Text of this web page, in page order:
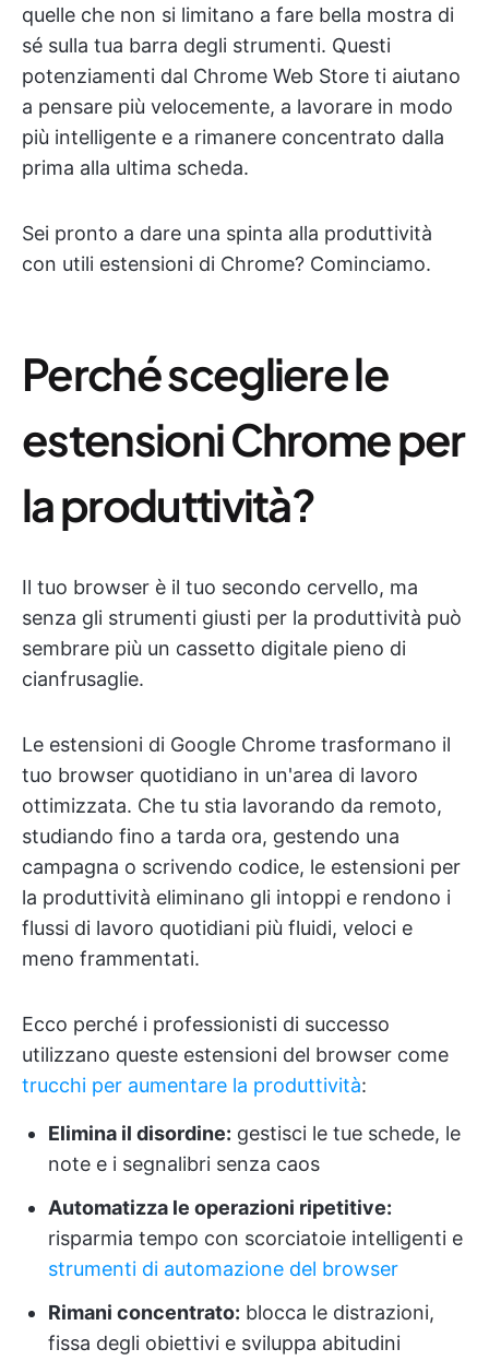
quelle che non si limitano a fare bella mostra di
sé sulla tua barra degli strumenti. Questi
potenziamenti dal Chrome Web Store ti aiutano
a pensare più velocemente, a lavorare in modo
più intelligente e a rimanere concentrato dalla
prima alla ultima scheda.
Sei pronto a dare una spinta alla produttività
con utili estensioni di Chrome? Cominciamo.
Perché scegliere le
estensioni Chrome per
la produttività?
Il tuo browser è il tuo secondo cervello, ma
senza gli strumenti giusti per la produttività può
sembrare più un cassetto digitale pieno di
cianfrusaglie.
Le estensioni di Google Chrome trasformano il
tuo browser quotidiano in un'area di lavoro
ottimizzata. Che tu stia lavorando da remoto,
studiando fino a tarda ora, gestendo una
campagna o scrivendo codice, le estensioni per
la produttività eliminano gli intoppi e rendono i
flussi di lavoro quotidiani più fluidi, veloci e
meno frammentati.
Ecco perché i professionisti di successo
utilizzano queste estensioni del browser come
trucchi per aumentare la produttività:
Elimina il disordine: gestisci le tue schede, le
note e i segnalibri senza caos
Automatizza le operazioni ripetitive:
risparmia tempo con scorciatoie intelligenti e
strumenti di automazione del browser
Rimani concentrato: blocca le distrazioni,
fissa degli obiettivi e sviluppa abitudini